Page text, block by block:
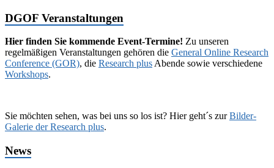
DGOF Veranstaltungen
Hier finden Sie kommende Event-Termine! Zu unseren
regelmäßigen Veranstaltungen gehören die General Online Research
Conference (GOR), die Research plus Abende sowie verschiedene
Workshops.
Sie möchten sehen, was bei uns so los ist? Hier geht´s zurBilder-
Galerie der Research plus.
News